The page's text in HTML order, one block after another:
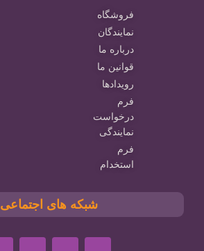
فروشگاه
نمایندگان
درباره ما
قوانین ما
رویدادها
فرم
درخواست
نمایندگی
فرم
استخدام
شبکه های اجتماعی